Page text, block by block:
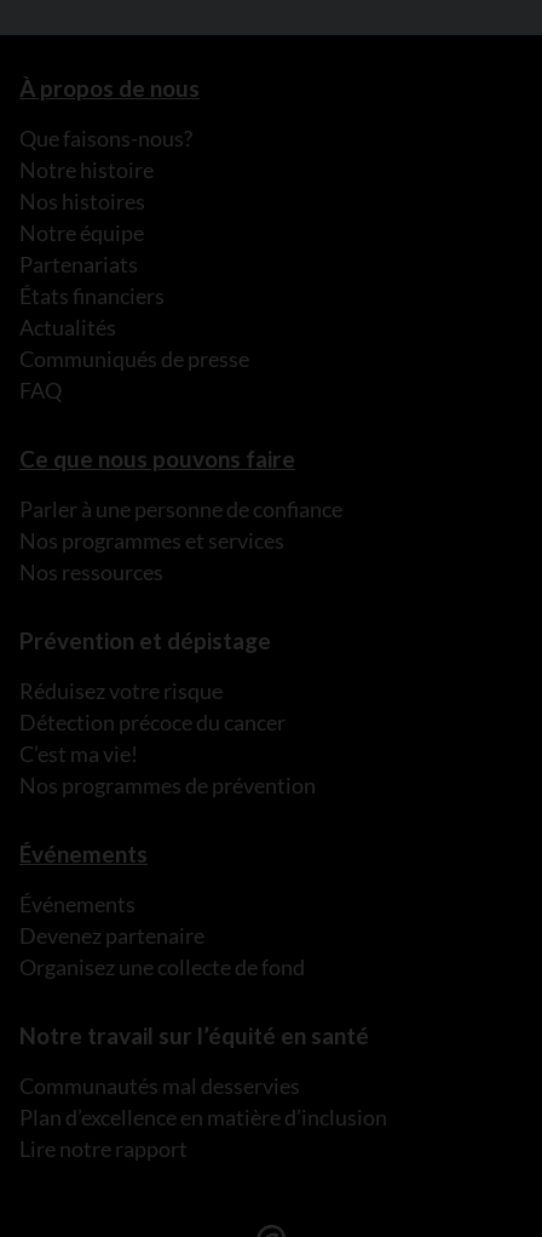
À propos de nous
Que faisons-nous?
Notre histoire
Nos histoires
Notre équipe
Partenariats
États financiers
Actualités
Communiqués de presse
FAQ
Ce que nous pouvons faire
Parler à une personne de confiance
Nos programmes et services
Nos ressources
Prévention et dépistage
Réduisez votre risque
Détection précoce du cancer
C’est ma vie!
Nos programmes de prévention
Événements
Événements
Devenez partenaire
Organisez une collecte de fond
Notre travail sur l’équité en santé
Communautés mal desservies
Plan d’excellence en matière d’inclusion
Lire notre rapport